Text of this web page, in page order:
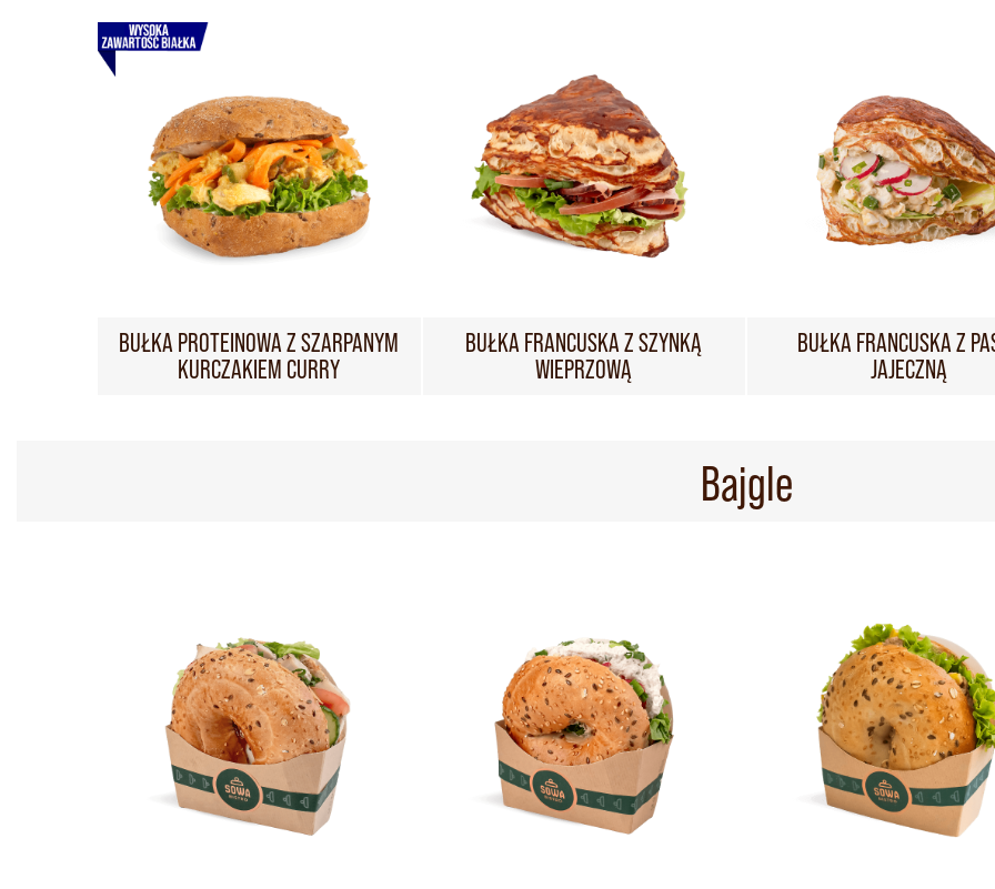
BUŁKA PROTEINOWA Z SZARPANYM
KURCZAKIEM CURRY
BUŁKA FRANCUSKA Z SZYNKĄ
WIEPRZOWĄ
BUŁKA FRANCUSKA Z
JAJECZNĄ
Bajgle